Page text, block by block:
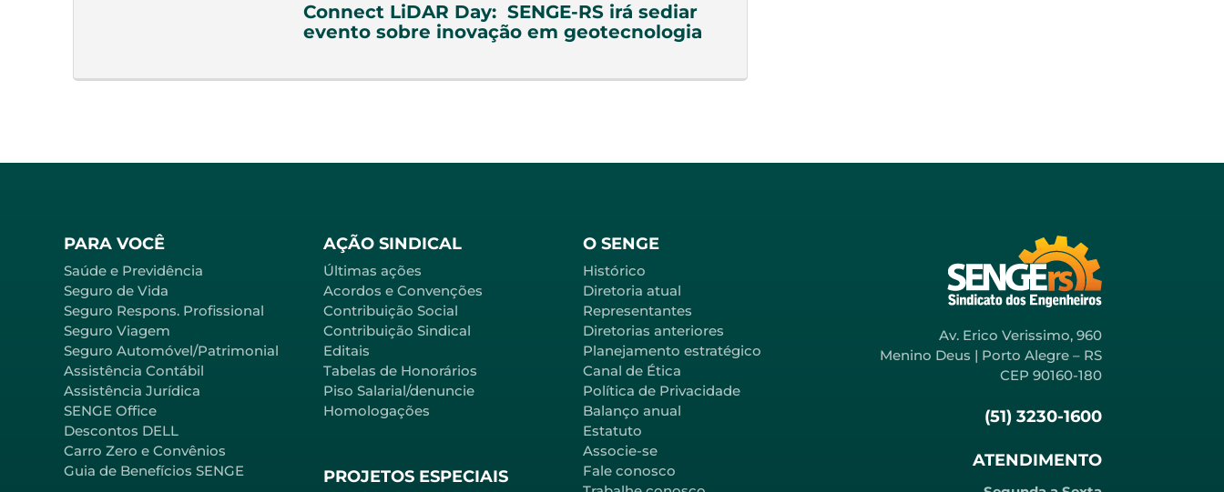
Connect LiDAR Day: SENGE-RS irá sediar
evento sobre inovação em geotecnologia
PARA VOCÊ
Saúde e Previdência
Seguro de Vida
Seguro Respons. Profissional
Seguro Viagem
Seguro Automóvel/Patrimonial
Assistência Contábil
Assistência Jurídica
SENGE Office
Descontos DELL
Carro Zero e Convênios
Guia de Benefícios SENGE
AÇÃO SINDICAL
Últimas ações
Acordos e Convenções
Contribuição Social
Contribuição Sindical
Editais
Tabelas de Honorários
Piso Salarial/denuncie
Homologações
PROJETOS ESPECIAIS
O SENGE
Histórico
Diretoria atual
Representantes
Diretorias anteriores
Planejamento estratégico
Canal de Ética
Política de Privacidade
Balanço anual
Estatuto
Associe-se
Fale conosco
Av. Erico Verissimo, 960
Menino Deus | Porto Alegre – RS
CEP 90160-180
(51) 3230-1600
ATENDIMENTO